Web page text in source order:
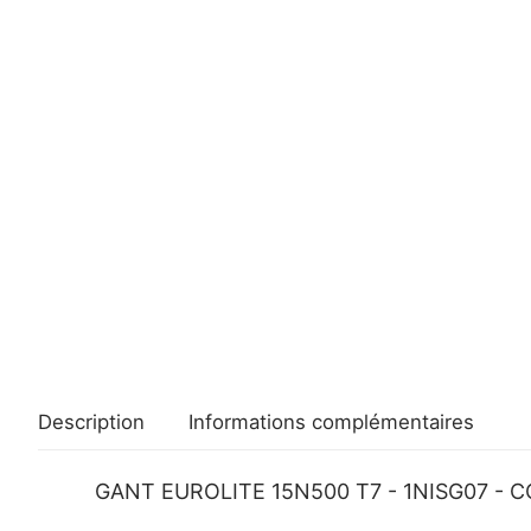
Description Informations complémentaires
GANT EUROLITE 15N500 T7 - 1NISG07 -